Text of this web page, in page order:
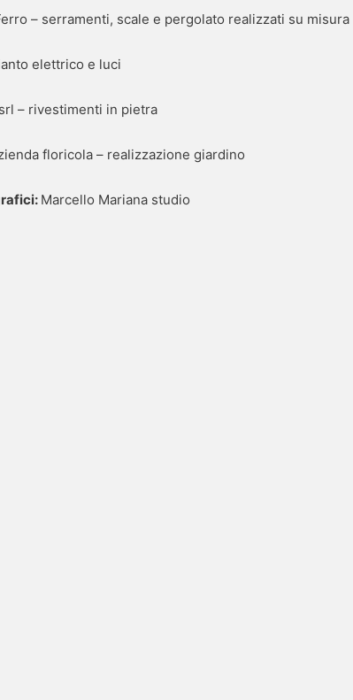
– serramenti, scale e pergolato realizzati su misura
elettrico e luci
– rivestimenti in pietra
floricola – realizzazione giardino
Marcello Mariana studio